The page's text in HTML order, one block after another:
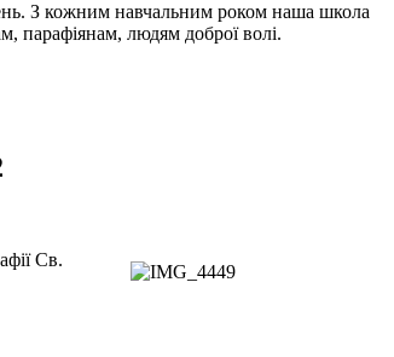
З кожним навчальним роком наша школа
парафіянам, людям доброї волі.
Св.